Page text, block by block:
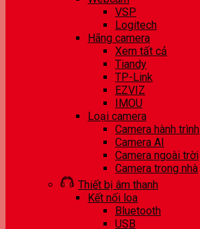
VSP
Logitech
Hãng camera
Xem tất cả
Tiandy
TP-Link
EZVIZ
IMOU
Loại camera
Camera hành trình
Camera AI
Camera ngoài trời
Camera trong nhà
Thiết bị âm thanh
Kết nối loa
Bluetooth
USB